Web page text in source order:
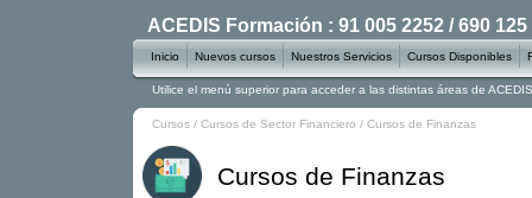
Cursos / Cursos de Sector Financiero / Cursos de Finanzas
Cursos de Finanzas
ACEDIS Formación : 91 005 2252 / 690 125
Inicio Nuevos cursos Nuestros Servicios Cursos Disponibles
Utilice el menú superior para acceder a las distintas áreas de